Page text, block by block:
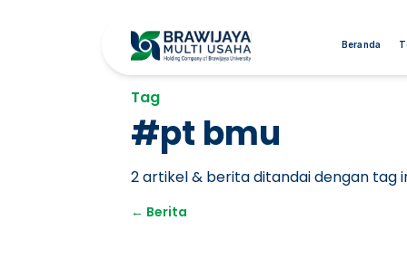
Beranda
Tag
#pt bmu
2artikel & berita ditandai dengan tag
← Berita